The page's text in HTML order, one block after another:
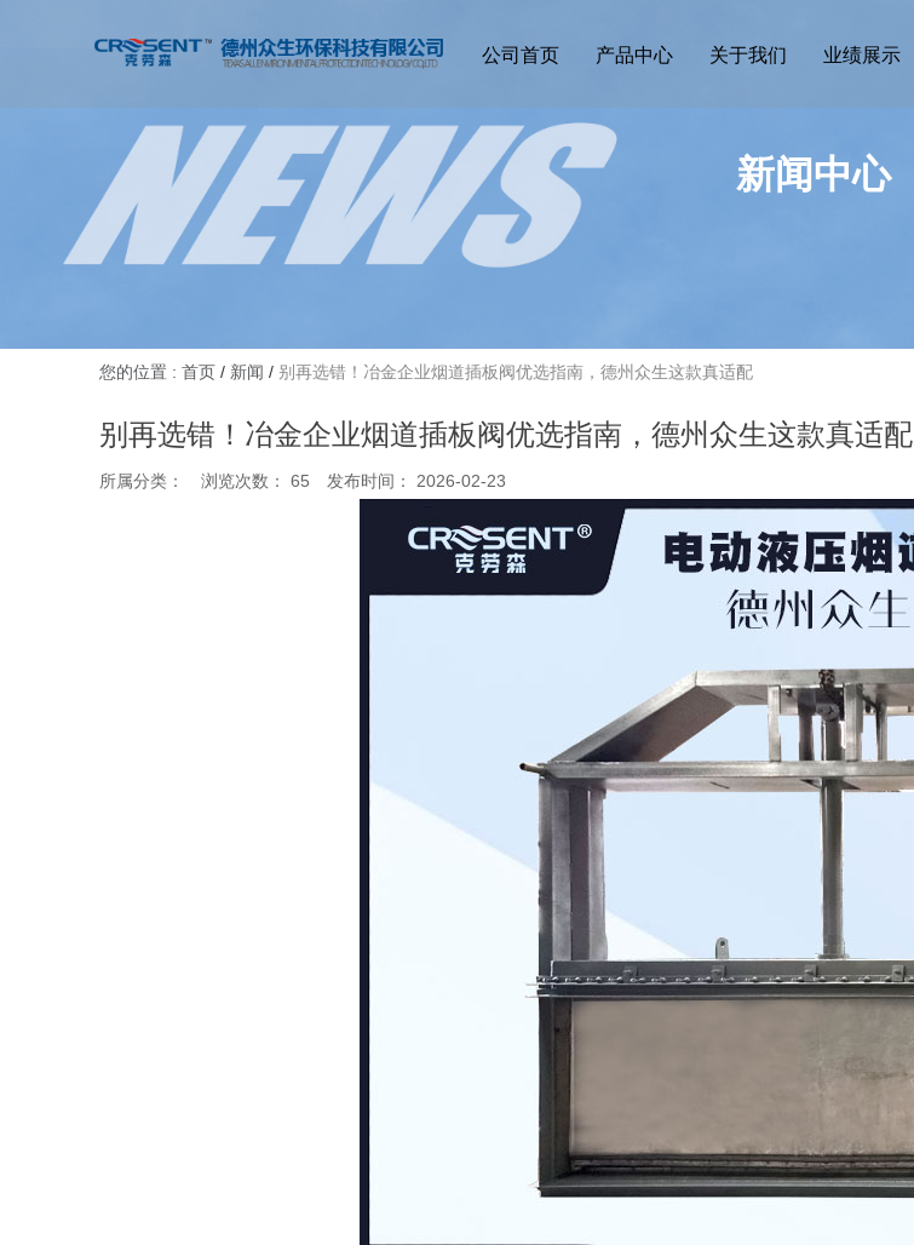
公司首页 产品中心 关于我们 业绩展示
新闻中心
您的位置 : 首页 / 新闻 / 别再选错！冶金企业烟道插板阀优选指南，德州众生这款真适配
别再选错！冶金企业烟道插板阀优选指南，德州众生这款真适配
所属分类： 浏览次数： 65 发布时间： 2026-02-23